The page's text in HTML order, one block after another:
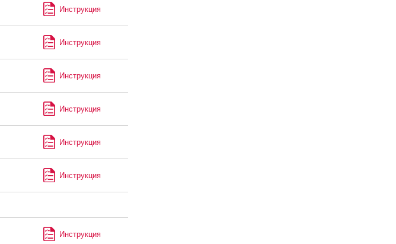
Инструкция
Инструкция
Инструкция
Инструкция
Инструкция
Инструкция
Инструкция